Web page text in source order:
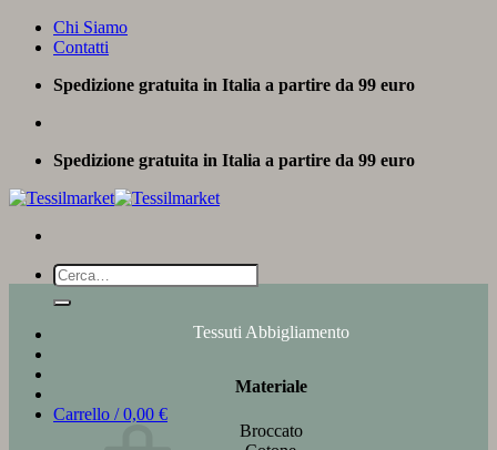
Salta
Chi Siamo
Contatti
Spedizione gratuita in Italia a partire da 99 euro
Spedizione gratuita in Italia a partire da 99 euro
Cerca:
Carrello /0,00 €
Tessuti Abbigliamento
Materiale
Broccato